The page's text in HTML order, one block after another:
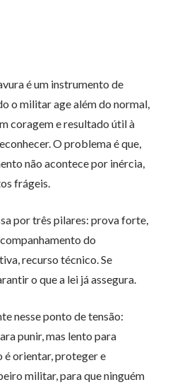
é um instrumento de
o militar age além do normal,
coragem e resultado útil à
O problema é que,
não acontece por inércia,
frágeis.
por três pilares: prova forte,
do
recurso técnico. Se
o que a lei já assegura.
nesse ponto de tensão:
punir, mas lento para
é orientar, proteger e
militar, para que ninguém